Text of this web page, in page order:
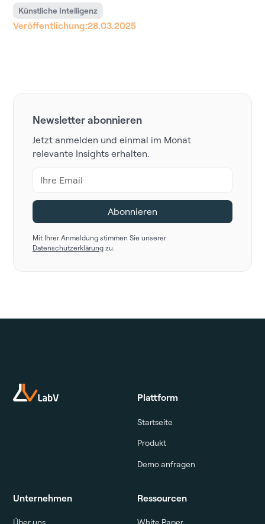
Künstliche Intelligenz
Veröffentlichung:28.03.2025
Newsletter abonnieren
Jetzt anmelden und einmal im Monat
relevante Insights erhalten.
Mit Ihrer Anmeldung stimmen Sie unserer
Datenschutzerklärungzu.
Plattform
Startseite
Produkt
Demo anfragen
Unternehmen Ressourcen